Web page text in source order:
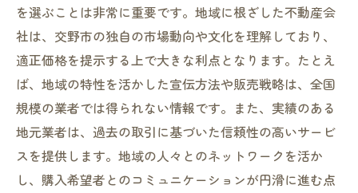
を選ぶことは非常に重要です。地域に根ざした不動産会
社は、交野市の独自の市場動向や文化を理解しており、
適正価格を提示する上で大きな利点となります。たとえ
ば、地域の特性を活かした宣伝方法や販売戦略は、全国
規模の業者では得られない情報です。また、実績のある
地元業者は、過去の取引に基づいた信頼性の高いサービ
スを提供します。地域の人々とのネットワークを活か
し、購入希望者とのコミュニケーションが円滑に進む点